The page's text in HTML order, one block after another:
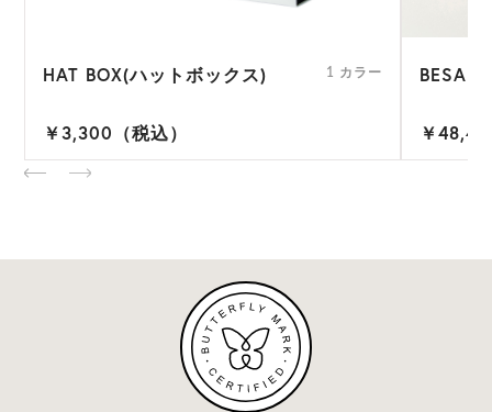
HAT BOX(ハットボックス) 1 カラー
￥3,300（税込）
BESA
￥